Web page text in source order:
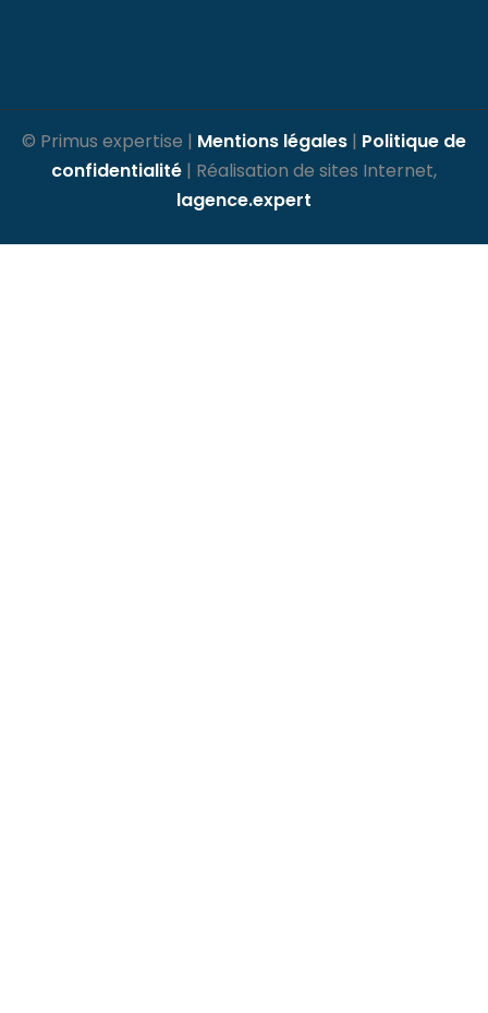
© Primus expertise | Mentions légales | Politique de
confidentialité | Réalisation de sites Internet,
lagence.expert